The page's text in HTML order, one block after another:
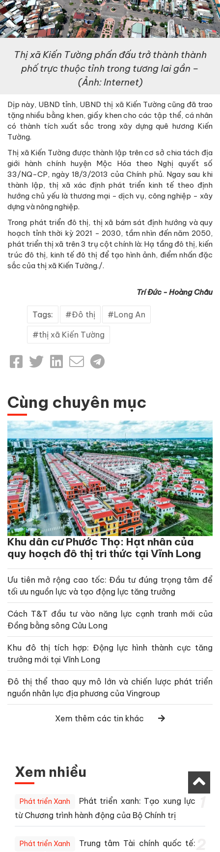
Thị xã Kiến Tường phấn đấu trở thành thành
phố trực thuộc tỉnh trong tương lai gần –
(Ảnh: Internet)
Dịp này, UBND tỉnh, UBND thị xã Kiến Tường cũng đã trao
tặng nhiều bằng khen, giấy khen cho các tập thể, cá nhân
có thành tích xuất sắc trong xây dựng quê hương Kiến
Tường.
Thị xã Kiến Tường được thành lập trên cơ sở chia tách địa
giới hành chính huyện Mộc Hóa theo Nghị quyết số
33/NQ-CP, ngày 18/3/2013 của Chính phủ. Ngay sau khi
thành lập, thị xã xác định phát triển kinh tế theo định
hướng chủ yếu là thương mại - dịch vụ, công nghiệp - xây
dựng và nông nghiệp.
Trong phát triển đô thị, thị xã bám sát định hướng và quy
hoạch tỉnh thời kỳ 2021 - 2030, tầm nhìn đến năm 2050,
phát triển thị xã trên 3 trụ cột chính là: Hạ tầng đô thị, kiến
trúc đô thị, kinh tế đô thị để tạo hình ảnh, điểm nhấn đặc
sắc của thị xã Kiến Tường./.
Trí Đức - Hoàng Châu
Tags: Đô thị Long An
thị xã Kiến Tường
Cùng chuyên mục
Khu dân cư Phước Thọ: Hạt nhân của
quy hoạch đô thị tri thức tại Vĩnh Long
Ưu tiên mở rộng cao tốc: Đầu tư đúng trọng tâm để
tối ưu nguồn lực và tạo động lực tăng trưởng
Cách T&T đầu tư vào năng lực cạnh tranh mới của
Đồng bằng sông Cửu Long
Khu đô thị tích hợp: Động lực hình thành cực tăng
trưởng mới tại Vĩnh Long
Đô thị thể thao quy mô lớn và chiến lược phát triển
nguồn nhân lực địa phương của Vingroup
Xem thêm các tin khác
Xem nhiều
Phát triển Xanh
Phát triển xanh: Tạo xung lực
từ Chương trình hành động của Bộ Chính trị
Phát triển Xanh
Trung tâm Tài chính quốc tế: